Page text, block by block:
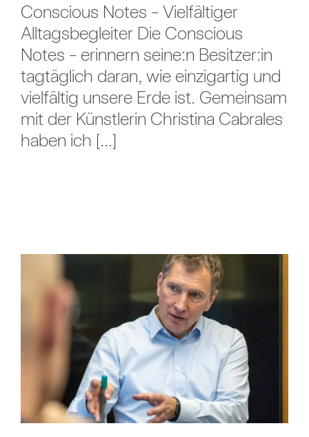
Conscious Notes - Vielfältiger
Alltagsbegleiter Die Conscious
Notes - erinnern seine:n Besitzer:in
tagtäglich daran, wie einzigartig und
vielfältig unsere Erde ist. Gemeinsam
mit der Künstlerin Christina Cabrales
haben ich [...]